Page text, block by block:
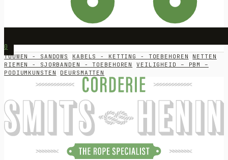
0
TOUWEN - SANDOWS KABELS - KETTING - TOEBEHOREN
NETTEN
RIEMEN - SJORBANDEN - TOEBEHOREN
VEILIGHEID – PBM –
PODIUMKUNSTEN
DEURSMATTEN